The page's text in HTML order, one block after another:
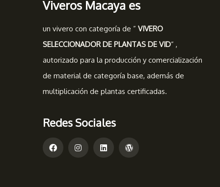
Viveros Macaya es
un vivero con categoría de ” VIVERO
SELECCIONADOR DE PLANTAS DE VID” ,
autorizado para la producción y comercialización
de material de categoría base, además de
multiplicación de plantas certificadas.
Redes Sociales